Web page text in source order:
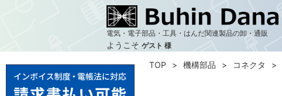
電気・電子部品・工具・はんだ関連製品の卸・通販
ようこそ ゲスト 様
TOP 機構部品 コネクタ